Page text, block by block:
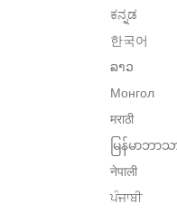
ಕನ್ನಡ
한국어
ລາວ
Монгол
मराठी
မြန်မာဘာသ
नेपाली
ਪੰਜਾਬੀ